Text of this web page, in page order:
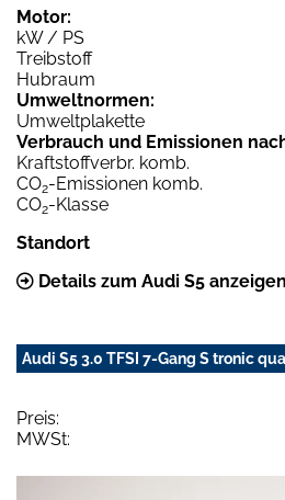
Motor:
kW / PS
Treibstoff
Hubraum
Umweltnormen:
Umweltplakette
Verbrauch und Emissionen
Kraftstoffverbr. komb.
CO2-Emissionen komb.
CO2-Klasse
Standort
Details zum Audi S5 anzeigen
Audi S5 3.0 TFSI 7-Gang S tronic
Preis:
MWSt: